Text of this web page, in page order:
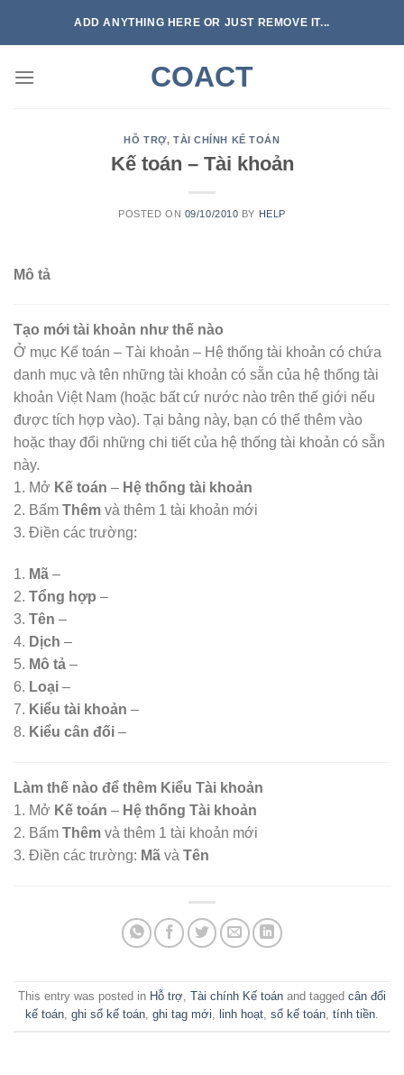
ADD ANYTHING HERE OR JUST REMOVE IT...
COACT
HỖ TRỢ, TÀI CHÍNH KẾ TOÁN
Kế toán – Tài khoản
POSTED ON 09/10/2010 BY HELP
Mô tả
Tạo mới tài khoản như thế nào
Ở mục Kế toán – Tài khoản – Hệ thống tài khoản có chứa
danh mục và tên những tài khoản có sẵn của hệ thống tài
khoản Việt Nam (hoặc bất cứ nước nào trên thế giới nếu
được tích hợp vào). Tại bảng này, bạn có thể thêm vào
hoặc thay đổi những chi tiết của hệ thống tài khoản có sẵn
này.
1. Mở Kế toán – Hệ thống tài khoản
2. Bấm Thêm và thêm 1 tài khoản mới
3. Điền các trường:
1. Mã –
2. Tổng hợp –
3. Tên –
4. Dịch –
5. Mô tả –
6. Loại –
7. Kiểu tài khoản –
8. Kiểu cân đối –
Làm thế nào để thêm Kiểu Tài khoản
1. Mở Kế toán – Hệ thống Tài khoản
2. Bấm Thêm và thêm 1 tài khoản mới
3. Điền các trường: Mã và Tên
This entry was posted in Hỗ trợ, Tài chính Kế toán and tagged cân đối
kế toán, ghi sổ kế toán, ghi tag mới, linh hoạt, sổ kế toán, tính tiền.